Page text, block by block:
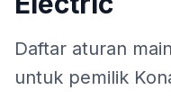
Daftar aturan
untuk pemilik